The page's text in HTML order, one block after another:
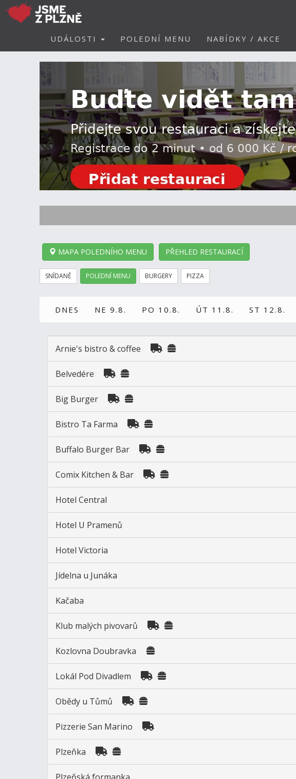
UDÁLOSTI POLEDNÍ MENU NABÍDKY / AKCE
MAPA POLEDNÍHO MENU PŘEHLED RESTAURACÍ
SNÍDANĚ POLEDNÍ MENU BURGERY PIZZA
DNES NE 9.8. PO 10.8. ÚT 11.8. ST 12.8.
Arnie's bistro & coffee
Belvedére
Big Burger
Bistro Ta Farma
Buffalo Burger Bar
Comix Kitchen & Bar
Hotel Central
Hotel U Pramenů
Hotel Victoria
Jídelna u Junáka
Kačaba
Klub malých pivovarů
Kozlovna Doubravka
Lokál Pod Divadlem
Obědy u Tůmů
Pizzerie San Marino
Plzeňka